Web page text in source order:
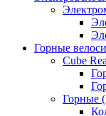
Горные
Cube
Горные